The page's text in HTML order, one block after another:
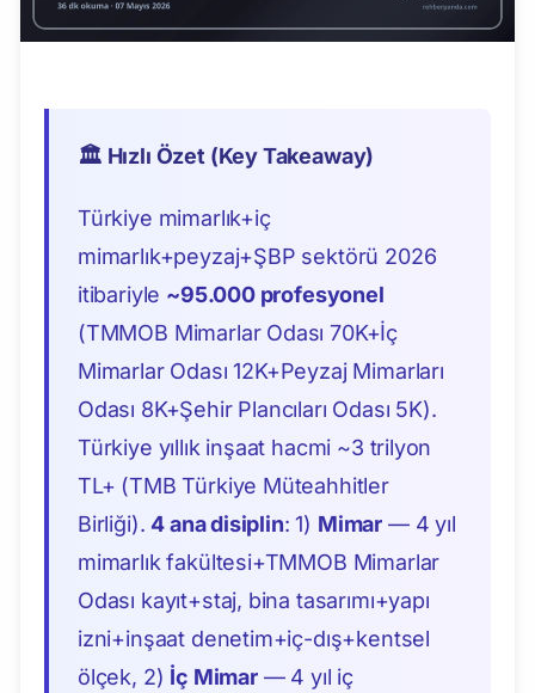
🏛️ Hızlı Özet (Key Takeaway)
Türkiye mimarlık+iç
mimarlık+peyzaj+ŞBP sektörü 2026
itibariyle ~95.000 profesyonel
(TMMOB Mimarlar Odası 70K+İç
Mimarlar Odası 12K+Peyzaj Mimarları
Odası 8K+Şehir Plancıları Odası 5K).
Türkiye yıllık inşaat hacmi ~3 trilyon
TL+ (TMB Türkiye Müteahhitler
Birliği). 4 ana disiplin: 1) Mimar — 4 yıl
mimarlık fakültesi+TMMOB Mimarlar
Odası kayıt+staj, bina tasarımı+yapı
izni+inşaat denetim+iç-dış+kentsel
ölçek, 2) İç Mimar— 4 yıl iç